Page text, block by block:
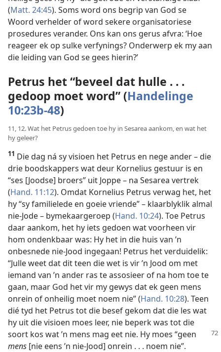
(Matt. 24:45). Soms word ons begrip van God se
Woord verhelder of word sekere organisatoriese
prosedures verander. Ons kan ons gerus afvra: ‘Hoe
reageer ek op sulke verfynings? Onderwerp ek my aan
die leiding van God se gees hierin?’
Petrus het “beveel dat hulle . . .
gedoop moet word” (Handelinge
10:23b-48)
11, 12. Wat het Petrus gedoen toe hy in Sesarea aankom, en wat het
hy geleer?
11 Die dag ná sy visioen het Petrus en nege ander – die
drie boodskappers wat deur Kornelius gestuur is en
“ses [Joodse] broers” uit Joppe – na Sesarea vertrek
(Hand. 11:12). Omdat Kornelius Petrus verwag het, het
hy “sy familielede en goeie vriende” – klaarblyklik almal
nie-Jode – bymekaargeroep (Hand. 10:24). Toe Petrus
daar aankom, het hy iets gedoen wat voorheen vir
hom ondenkbaar was: Hy het in die huis van ’n
onbesnede nie-Jood ingegaan! Petrus het verduidelik:
“Julle weet dat dit teen die wet is vir ’n Jood om met
iemand van ’n ander ras te assosieer of na hom toe te
gaan, maar God het vir my gewys dat ek geen mens
onrein of onheilig moet noem nie” (Hand. 10:28). Teen
dié tyd het Petrus tot die besef gekom dat die les wat
hy uit die visioen moes leer, nie beperk was tot die
soort kos wat ’n mens mag eet nie. Hy moes “geen
mens [nie eens ’n nie-Jood] onrein . . . noem nie”.